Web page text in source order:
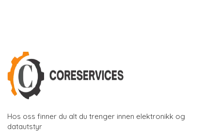
Hos oss finner du alt du trenger innen elektronikk og
datautstyr